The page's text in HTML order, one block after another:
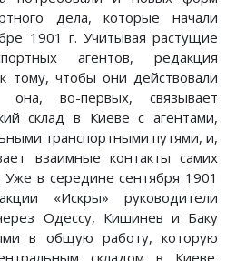
дела, которые начали
1901 г. Учитывая растущие
агентов, редакция
тому, чтобы они действовали
во-первых, связывает
склад в Киеве с агентами,
транспортными путями, и,
взаимные контакты самих
Уже в середине сентября 1901
«Искры» руководители
Одессу, Кишинев и Баку
в общую работу, которую